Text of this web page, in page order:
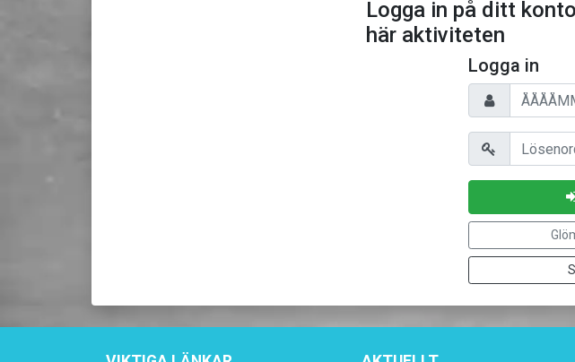
Logga in på ditt
här aktiviteten
Logga in
Personnummer/
Lösenord